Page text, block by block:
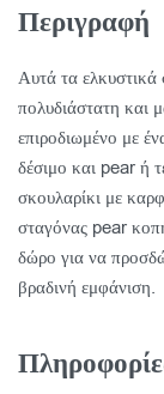
Περιγραφή
Αυτά τα ελκυστικά
πολυδιάστατη και
επιροδιωμένο με
δέσιμο και pear ή
σκουλαρίκι με
σταγόνας pear
δώρο για να
βραδινή εμφάνιση.